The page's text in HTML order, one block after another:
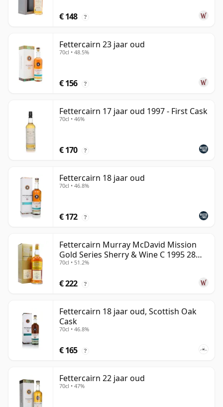
€ 148 ?
Fettercairn 23 jaar oud
70cl • 48.5%
€ 156 ?
Fettercairn 17 jaar oud 1997 - First Cask
70cl • 46%
€ 170 ?
Fettercairn 18 jaar oud
70cl • 46.8%
€ 172 ?
Fettercairn Murray McDavid Mission
Gold Series Sherry & Wine C 1995 28
jaar oud
70cl • 51.2%
€ 222 ?
Fettercairn 18 jaar oud, Scottish Oak
Cask
70cl • 46.8%
€ 165 ?
Fettercairn 22 jaar oud
70cl • 47%